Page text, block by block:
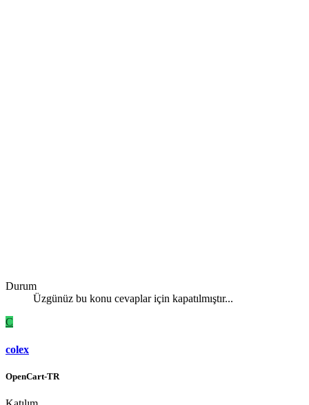
Durum
Üzgünüz bu konu cevaplar için kapatılmıştır...
C
colex
OpenCart-TR